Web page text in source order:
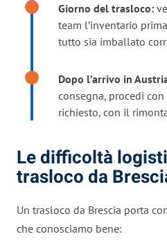
Giorno del trasloco:
team l’inventario
tutto sia imballato
Dopo l’arrivo in
consegna, procedi
richiesto, con il
Le difficoltà
trasloco da
Un trasloco da Brescia porta
che conosciamo bene: